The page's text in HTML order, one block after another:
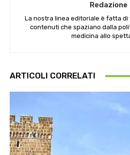
Redazione
La nostra linea editoriale è fatta
contenuti che spaziano dalla
medicina allo
ARTICOLI CORRELATI